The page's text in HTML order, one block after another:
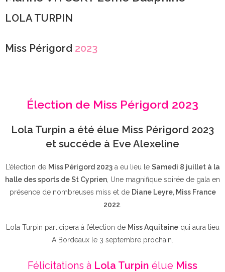
LOLA TURPIN
Miss Périgord 2023
Élection de Miss Périgord 2023
Lola Turpin a été élue Miss Périgord 2023
et succéde à Eve Alexeline
L’élection de Miss Périgord 2023a eu lieu le Samedi 8 juillet à la
halle des sports de St Cyprien , Une magnifique soirée de gala en
présence de nombreuses miss et de Diane Leyre, Miss France
2022
Lola Turpin participera à l’élection de Miss Aquitainequi aura lieu
A Bordeaux le 3 septembre prochain.
Félicitations à Lola Turpin élue Miss